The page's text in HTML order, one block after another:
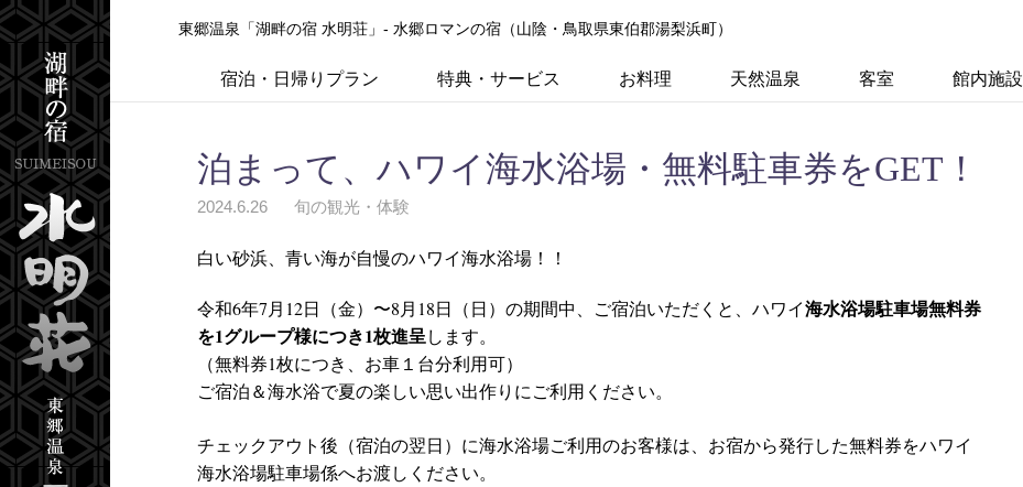
東郷温泉「湖畔の宿 水明荘」- 水郷ロマンの宿（山陰・鳥取県東伯郡湯梨浜町）
宿泊・日帰りプラン 特典・サービス お料理 天然温泉 客室 館内施設
泊まって、ハワイ海水浴場・無料駐車券をGET！
2024.6.26 旬の観光・体験
白い砂浜、青い海が自慢のハワイ海水浴場！！
令和6年7月12日（金）〜8月18日（日）の期間中、ご宿泊いただくと、ハワイ海水浴場駐車場無料券
を1グループ様につき1枚進呈します。
（無料券1枚につき、お車１台分利用可）
ご宿泊＆海水浴で夏の楽しい思い出作りにご利用ください。
チェックアウト後（宿泊の翌日）に海水浴場ご利用のお客様は、お宿から発行した無料券をハワイ
海水浴場駐車場係へお渡しください。